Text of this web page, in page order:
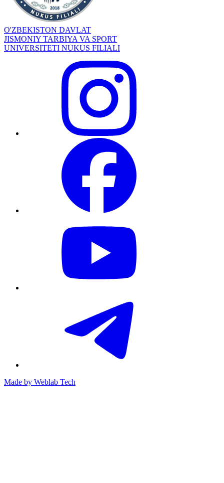
O'ZBEKISTON DAVLAT
JISMONIY TARBIYA VA SPORT
UNIVERSITETI NUKUS FILIALI
Made by Weblab Tech